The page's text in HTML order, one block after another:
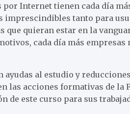
Internet tienen cada día
tanto para
quieran estar en la
cada día más
ayudas al estudio y
las acciones formativas de
de este curso para sus